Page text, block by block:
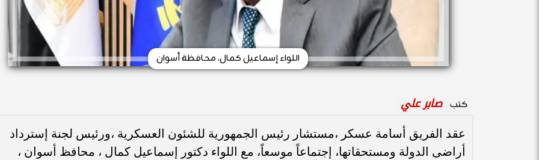
اللواء إسماعيل كمال، محافظة أسوان
كتب صابر علي
عقد الفريق أسامة عسكر ،مستشار رئيس الجمهورية للشئون العسكرية ،ورئيس لجنة إسترداد
أراضى الدولة ومستحقاتها، إجتماعاً موسعاً، مع اللواء دكتور إسماعيل كمال ، محافظ أسوان ،